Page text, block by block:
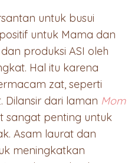
untuk busui
untuk Mama dan
produksi ASI oleh
Hal itu karena
zat, seperti
dari laman Mom
sangat penting untuk
Asam laurat dan
meningkatkan